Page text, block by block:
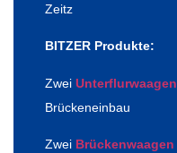
Zeitz
BITZER Produkte:
Zwei Unterflurwaagen
Brückeneinbau
Zwei Brückenwaagen